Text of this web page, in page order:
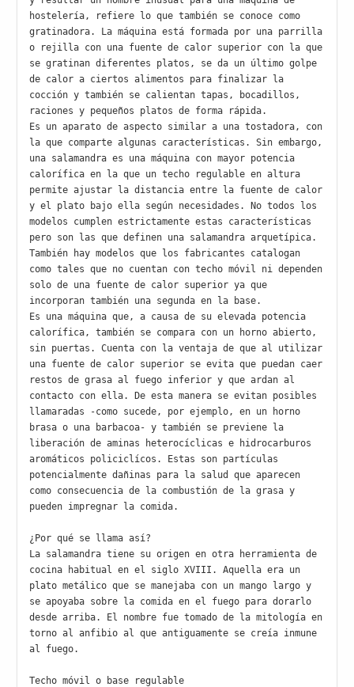
hostelería, refiere lo que también se conoce como
gratinadora. La máquina está formada por una parrilla
o rejilla con una fuente de calor superior con la que
se gratinan diferentes platos, se da un último golpe
de calor a ciertos alimentos para finalizar la
cocción y también se calientan tapas, bocadillos,
raciones y pequeños platos de forma rápida.
Es un aparato de aspecto similar a una tostadora, con
la que comparte algunas características. Sin embargo,
una salamandra es una máquina con mayor potencia
calorífica en la que un techo regulable en altura
permite ajustar la distancia entre la fuente de calor
y el plato bajo ella según necesidades. No todos los
modelos cumplen estrictamente estas características
pero son las que definen una salamandra arquetípica.
También hay modelos que los fabricantes catalogan
como tales que no cuentan con techo móvil ni dependen
solo de una fuente de calor superior ya que
incorporan también una segunda en la base.
Es una máquina que, a causa de su elevada potencia
calorífica, también se compara con un horno abierto,
sin puertas. Cuenta con la ventaja de que al utilizar
una fuente de calor superior se evita que puedan caer
restos de grasa al fuego inferior y que ardan al
contacto con ella. De esta manera se evitan posibles
llamaradas -como sucede, por ejemplo, en un horno
brasa o una barbacoa- y también se previene la
liberación de aminas heterocíclicas e hidrocarburos
aromáticos policiclícos. Estas son partículas
potencialmente dañinas para la salud que aparecen
como consecuencia de la combustión de la grasa y
pueden impregnar la comida.
¿Por qué se llama así?
La salamandra tiene su origen en otra herramienta de
cocina habitual en el siglo XVIII. Aquella era un
plato metálico que se manejaba con un mango largo y
se apoyaba sobre la comida en el fuego para dorarlo
desde arriba. El nombre fue tomado de la mitología en
torno al anfibio al que antiguamente se creía inmune
al fuego.
Techo móvil o base regulable